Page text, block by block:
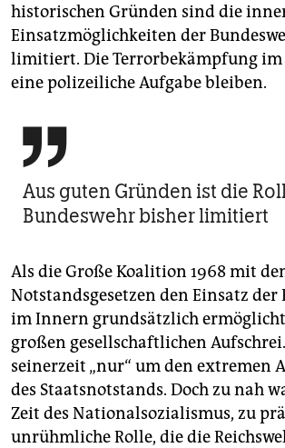
historischen Gründen sind die
Einsatzmöglichkeiten der
limitiert. Die Terrorbekämpfung
eine polizeiliche Aufgabe bleiben.

Aus guten Gründen ist die
Bundeswehr bisher limitiert
Als die Große Koalition 1968 mit
Notstandsgesetzen den Einsatz der
im Innern grundsätzlich
großen gesellschaftlichen
seinerzeit „nur“ um den extremen
des Staatsnotstands. Doch zu nah
Zeit des Nationalsozialismus, zu
unrühmliche Rolle, die die